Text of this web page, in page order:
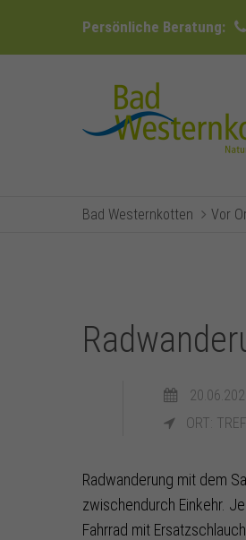
Persönliche Beratung:
Bad Westernkotten Vor
ORT:
Radwanderung mit dem
zwischendurch Einkehr.
Fahrrad mit